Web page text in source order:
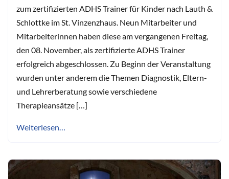
zum zertifizierten ADHS Trainer für Kinder nach Lauth &
Schlottke im St. Vinzenzhaus. Neun Mitarbeiter und
Mitarbeiterinnen haben diese am vergangenen Freitag,
den 08. November, als zertifizierte ADHS Trainer
erfolgreich abgeschlossen. Zu Beginn der Veranstaltung
wurden unter anderem die Themen Diagnostik, Eltern-
und Lehrerberatung sowie verschiedene
Therapieansätze […]
Weiterlesen…